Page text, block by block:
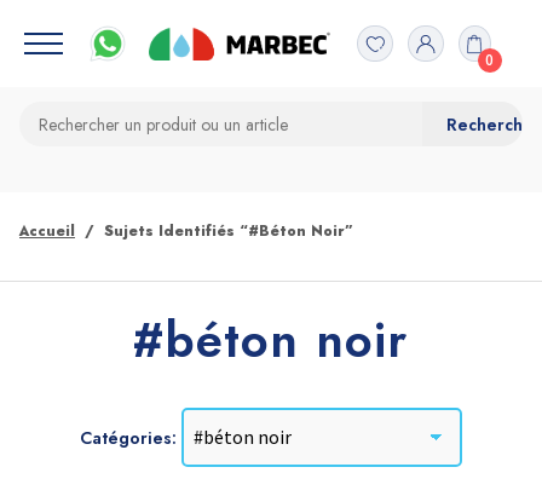
0
Accueil Sujets Identifiés “#béton Noir”
#béton noir
Catégories: